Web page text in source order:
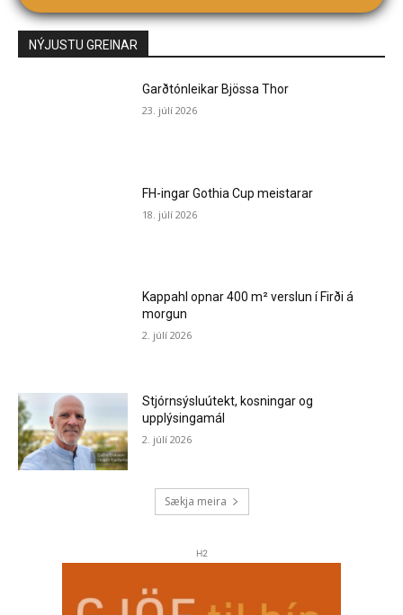
NÝJUSTU GREINAR
Garðtónleikar Bjössa Thor
23. júlí 2026
FH-ingar Gothia Cup meistarar
18. júlí 2026
Kappahl opnar 400 m² verslun í Firði á
morgun
2. júlí 2026
Stjórnsýsluútekt, kosningar og
upplýsingamál
2. júlí 2026
Sækja meira
H2